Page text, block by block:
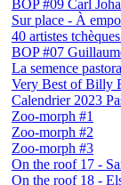
BOP #09 Carl
Sur place - À
40 artistes
BOP #07
La semence
Very Best of Billy
Calendrier 2023
Zoo-morph #1
Zoo-morph #2
Zoo-morph #3
On the roof 17 -
On the roof 18 -